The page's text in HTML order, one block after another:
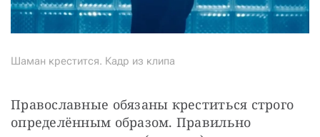
Шаман крестится. Кадр из клипа
Православные обязаны креститься строго
определённым образом. Правильно